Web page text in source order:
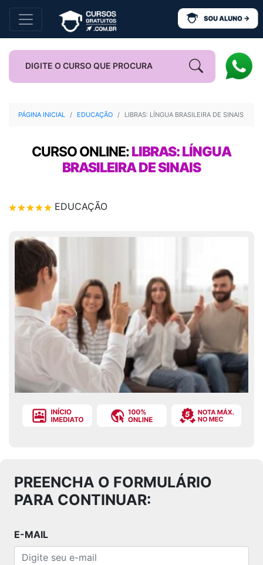
PÁGINA INICIAL EDUCAÇÃO LIBRAS: LÍNGUA BRASILEIRA DE SINAIS
CURSO ONLINE:LIBRAS: LÍNGUA
BRASILEIRA DE SINAIS
EDUCAÇÃO
PREENCHA O FORMULÁRIO
PARA CONTINUAR:
E-MAIL